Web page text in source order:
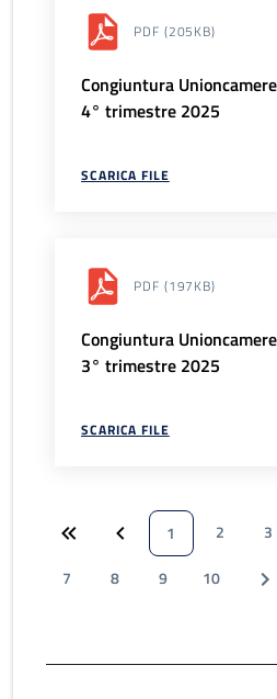
PDF (205KB)
Congiuntura
4° trimestre 2025
SCARICA FILE
PDF (197KB)
Congiuntura
3° trimestre 2025
SCARICA FILE
1 2 3
7
8 9 10